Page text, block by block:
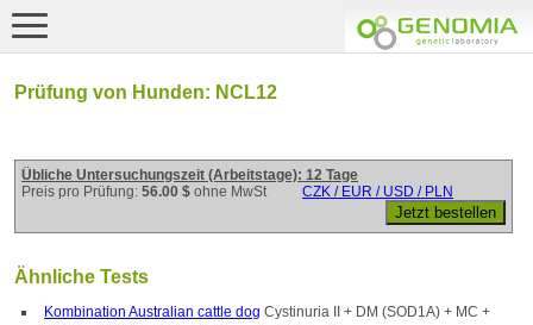
Prüfung von Hunden: NCL12
Übliche Untersuchungszeit (Arbeitstage): 12 Tage
Preis pro Prüfung: 56.00 $ ohne MwSt CZK / EUR / USD / PLN
Ähnliche Tests
Kombination Australian cattle dog Cystinuria II + DM (SOD1A) + MC +